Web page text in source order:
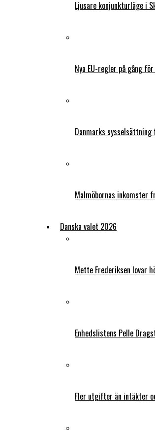
Ljusare konjunkturläge i
Nya EU-regler på gång
Danmarks
Malmöbornas inkomster
Danska valet 2026
Mette Frederiksen lovar
Enhedslistens Pelle
Fler utgifter än intäkter